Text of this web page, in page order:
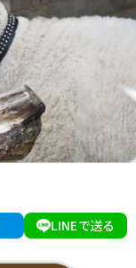
LINEで送る